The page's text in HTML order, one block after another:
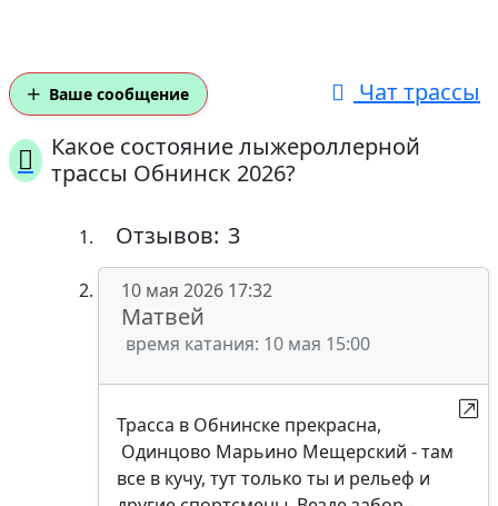
Ваше сообщение
Чат трассы
Какое состояние лыжероллерной
трассы Обнинск 2026?
Отзывов: 3
10 мая 2026 17:32
Матвей
время катания: 10 мая 15:00
Трасса в Обнинске прекрасна,
Одинцово Марьино Мещерский - там
все в кучу, тут только ты и рельеф и